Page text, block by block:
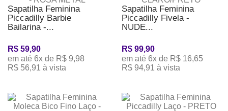
Sapatilha Feminina
Piccadilly Barbie
Bailarina -...
R$ 59,90
em até 6x de R$ 9,98
R$ 56,91 à vista
Sapatilha Feminina
Piccadilly Fivela -
NUDE...
R$ 99,90
em até 6x de R$ 16,65
R$ 94,91 à vista